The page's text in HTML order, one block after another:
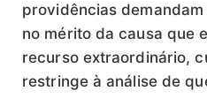
providências
no mérito da causa que
recurso extraordinário,
restringe à análise de